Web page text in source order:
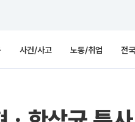
사건/사고 노동/취업 전국